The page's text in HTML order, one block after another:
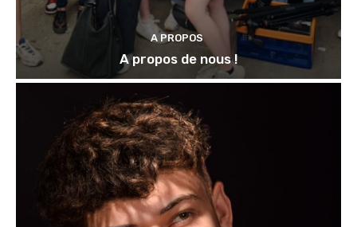
A PROPOS
A propos de nous !